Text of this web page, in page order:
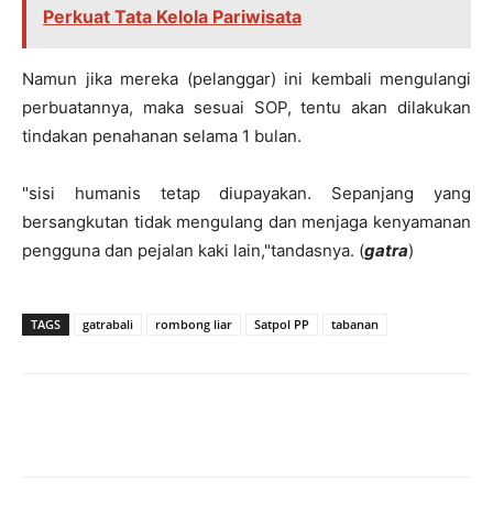
Perkuat Tata Kelola Pariwisata
Namun jika mereka (pelanggar) ini kembali mengulangi
perbuatannya, maka sesuai SOP, tentu akan dilakukan
tindakan penahanan selama 1 bulan.
"sisi humanis tetap diupayakan. Sepanjang yang
bersangkutan tidak mengulang dan menjaga kenyamanan
pengguna dan pejalan kaki lain,"tandasnya. (gatra)
TAGS gatrabali rombong liar Satpol PP tabanan